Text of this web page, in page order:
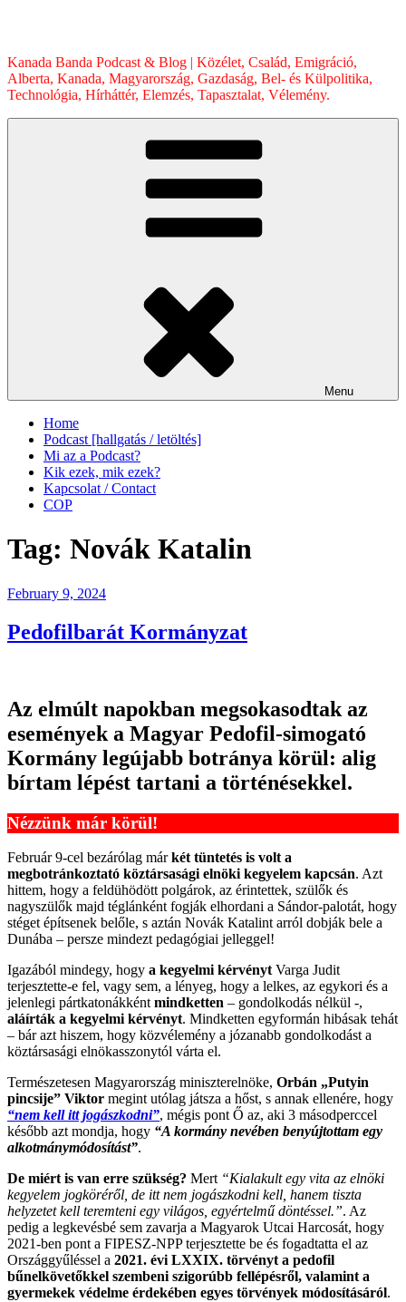
Kanada Banda Podcast & Blog | Közélet, Család, Emigráció,
Alberta, Kanada, Magyarország, Gazdaság, Bel- és Külpolitika,
Technológia, Hírháttér, Elemzés, Tapasztalat, Vélemény.
Menu
Home
Podcast [hallgatás / letöltés]
Mi az a Podcast?
Kik ezek, mik ezek?
Kapcsolat / Contact
COP
Tag: Novák Katalin
Posted
February 9, 2024
Pedofilbarát Kormányzat
Az elmúlt napokban megsokasodtak az
események a Magyar Pedofil-simogató
Kormány legújabb botránya körül: alig
bírtam lépést tartani a történésekkel.
Nézzünk már körül!
Február 9-cel bezárólag márkét tüntetés is volt a
megbotránkoztató köztársasági elnöki kegyelem kapcsán. Azt
hittem, hogy a feldühödött polgárok, az érintettek, szülők és
nagyszülők majd téglánként fogják elhordani a Sándor-palotát, hogy
stéget építsenek belőle, s aztán Novák Katalint arról dobják bele a
Dunába – persze mindezt pedagógiai jelleggel!
Igazából mindegy, hogy a kegyelmi kérvényt Varga Judit
terjesztette-e fel, vagy sem, a lényeg, hogy a lelkes, az egykori és a
jelenlegi pártkatonákként mindketten – gondolkodás nélkül -,
aláírták a kegyelmi kérvényt. Mindketten egyformán hibásak tehát
– bár azt hiszem, hogy közvélemény a józanabb gondolkodást a
köztársasági elnökasszonytól várta el.
Természetesen Magyarország miniszterelnöke, Orbán „Putyin
pincsije” Viktor megint utólag játsza a hőst, s annak ellenére, hogy
“nem kell itt jogászkodni”, mégis pont Ő az, aki 3 másodperccel
később azt mondja, hogy “A kormány nevében benyújtottam egy
alkotmánymódosítást”.
De miért is van erre szükség? Mert “Kialakult egy vita az elnöki
kegyelem jogköréről, de itt nem jogászkodni kell, hanem tiszta
helyzetet kell teremteni egy világos, egyértelmű döntéssel.”. Az
pedig a legkevésbé sem zavarja a Magyarok Utcai Harcosát, hogy
2021-ben pont a FIPESZ-NPP terjesztette be és fogadtatta el az
Országgyűléssel a 2021. évi LXXIX. törvényt a pedofil
bűnelkövetőkkel szembeni szigorúbb fellépésről, valamint a
gyermekek védelme érdekében egyes törvények módosításáról.